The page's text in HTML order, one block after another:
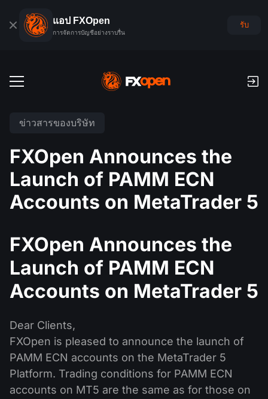
แอป FXOpen
การจัดการบัญชีอย่างราบรื่น
รับ
บัญชีฟอเร็กซ์เดโม
ค่าคอมมิชชั่นและสว๊อป
การชำระเงิน
การฝากเงินและถอนเงิน
PAMM
การจัดอันดับบัญชี PAMM
PAMM คืออะไร?
PAMM ECN
Masters และ Followers
เครื่องมือของเทรดเดอร์
โปรโมชั่น
การแข่งขันฟอเร็กซ์
ฟอเร็กซ์
ดัชนี
ยหุ้น
ETF
แพลตฟอร์มเทรด
TickTrader
FXOpen App
Android FXOpen App
FIX API
ข่าวสารและการวิเคราะห์
ปฏิทินเงินปันผล
ฟอรั่มฟอเร็กซ์
ศูนย์ช่วยเหลือ
การเทรด CFD คืออะไร?
การเทรด ECN คืออะไร?
ข่าวบริษัท
ทำไมเรา?
ติดต่อเรา
ข่าวสารของบริษัท
FXOpen Announces the
Launch of PAMM ECN
Accounts on MetaTrader 5
FXOpen Announces the
Launch of PAMM ECN
Accounts on MetaTrader 5
Dear Clients,
FXOpen is pleased to announce the launch of
PAMM ECN accounts on the MetaTrader 5
Platform. Trading conditions for PAMM ECN
accounts on MT5 are the same as for those on